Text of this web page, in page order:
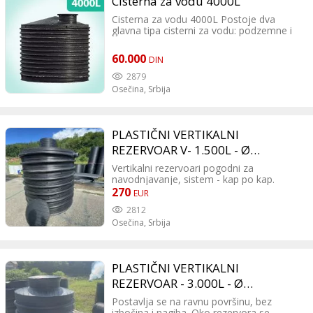
Cisterna za vodu 4000L Postoje dva
glavna tipa cisterni za vodu: podzemne i
su one koje su smeštene ispod zemlje i
najčešće se koriste za dugotrajno
skladištenje vode. Nadzemne cisterna su
one koje se nalaze na površini zemlje i
najčešće se koriste za kratkotrajno
60.000 DIN
2879
Osečina, Srbija
PLASTIČNI VERTIKALNI
REZERVOAR V- 1.500L - Ø
1200x1350
Vertikalni rezervoari pogodni za
navodnjavanje, sistem - kap po kap.
Rezervoari su u potpunosti bezbedni po
PREVOZ DO ADRESE KUPCA!
270 EUR
2812
Osečina, Srbija
PLASTIČNI VERTIKALNI
REZERVOAR - 3.000L - Ø
1600x1500
Postavlja se na ravnu površinu, bez